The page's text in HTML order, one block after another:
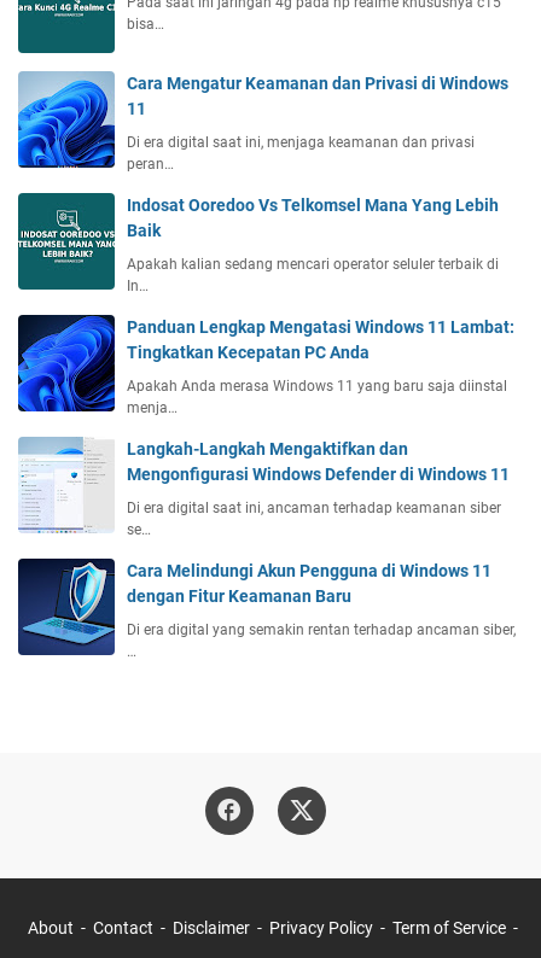
bisa…
Cara Mengatur Keamanan dan Privasi di Windows
11
Di era digital saat ini, menjaga keamanan dan privasi
peran…
Indosat Ooredoo Vs Telkomsel Mana Yang Lebih
Baik
Apakah kalian sedang mencari operator seluler terbaik di
In…
Panduan Lengkap Mengatasi Windows 11 Lambat:
Tingkatkan Kecepatan PC Anda
Apakah Anda merasa Windows 11 yang baru saja diinstal
menja…
Langkah-Langkah Mengaktifkan dan
Mengonfigurasi Windows Defender di Windows 11
Di era digital saat ini, ancaman terhadap keamanan siber
se…
Cara Melindungi Akun Pengguna di Windows 11
dengan Fitur Keamanan Baru
Di era digital yang semakin rentan terhadap ancaman siber,
…
About Contact Disclaimer Privacy Policy Term of Service